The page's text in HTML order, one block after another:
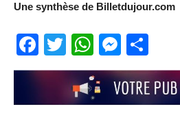
Une synthèse de Billetdujour.com
Facebook
Twitter